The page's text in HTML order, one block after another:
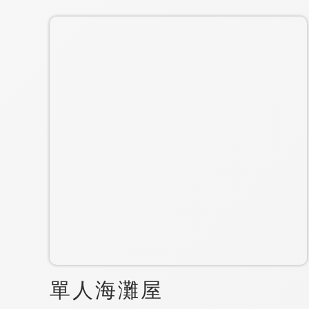
單人海灘屋